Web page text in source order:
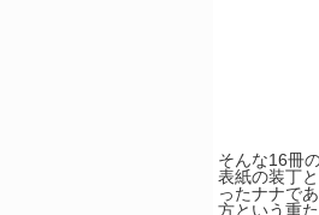
そんな16冊
表紙の装丁
ったナナで
方という重